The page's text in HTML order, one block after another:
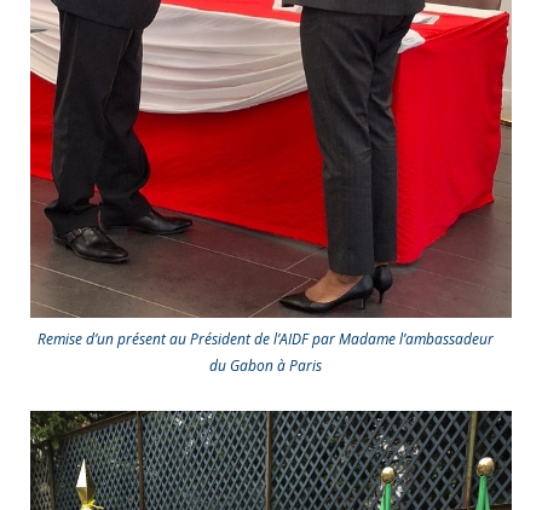
Remise d’un présent au Président de l’AIDF par Madame l’ambassadeur
du Gabon à Paris